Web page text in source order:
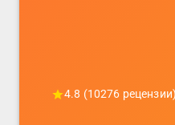
4.8 (10276 рецензии)